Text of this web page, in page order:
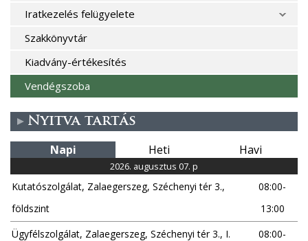
Iratkezelés felügyelete
Szakkönyvtár
Kiadvány-értékesítés
Vendégszoba
Nyitva tartás
Napi Heti Havi
2026. augusztus 07. p
Kutatószolgálat, Zalaegerszeg, Széchenyi tér 3.,
földszint
08:00-
13:00
Ügyfélszolgálat, Zalaegerszeg, Széchenyi tér 3., I.
08:00-